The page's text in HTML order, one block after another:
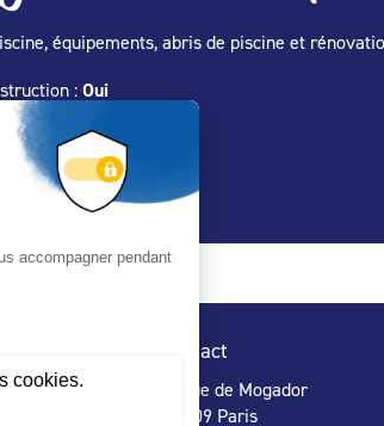
équipements, abris de piscine et
: Oui
Maintenance :
Oui
: Oui
Contact
32 rue de Mogador
75 009 Paris